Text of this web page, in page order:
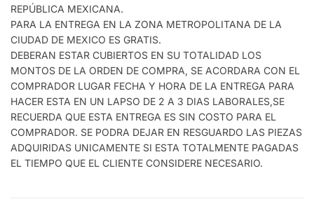
REPÚBLICA MEXICANA.
PARA LA ENTREGA EN LA ZONA METROPOLITANA DE LA
CIUDAD DE MEXICO ES GRATIS.
DEBERAN ESTAR CUBIERTOS EN SU TOTALIDAD LOS
MONTOS DE LA ORDEN DE COMPRA, SE ACORDARA CON EL
COMPRADOR LUGAR FECHA Y HORA DE LA ENTREGA PARA
HACER ESTA EN UN LAPSO DE 2 A 3 DIAS LABORALES,SE
RECUERDA QUE ESTA ENTREGA ES SIN COSTO PARA EL
COMPRADOR. SE PODRA DEJAR EN RESGUARDO LAS PIEZAS
ADQUIRIDAS UNICAMENTE SI ESTA TOTALMENTE PAGADAS
EL TIEMPO QUE EL CLIENTE CONSIDERE NECESARIO.